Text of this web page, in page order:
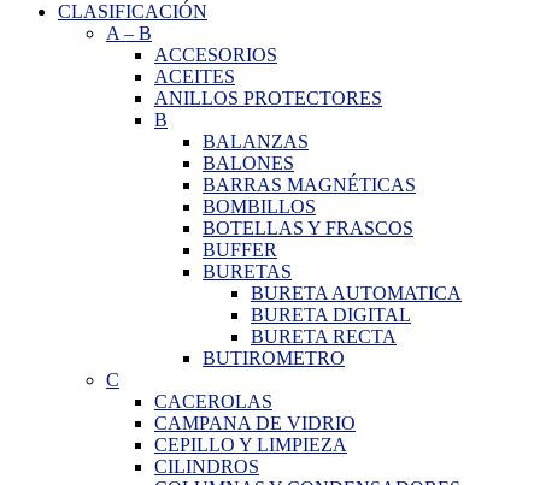
CLASIFICACIÓN
A– B
ACCESORIOS
ACEITES
ANILLOS PROTECTORES
B
BALANZAS
BALONES
BARRAS MAGNÉTICAS
BOMBILLOS
BOTELLAS Y FRASCOS
BUFFER
BURETAS
BURETA AUTOMATICA
BURETA DIGITAL
BURETA RECTA
BUTIROMETRO
C
CACEROLAS
CAMPANA DE VIDRIO
CEPILLO Y LIMPIEZA
CILINDROS